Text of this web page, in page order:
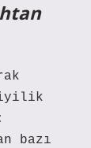
iyilik
bazı